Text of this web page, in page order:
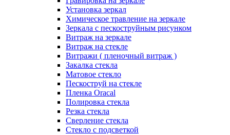
Установка зеркал
Химическое травление на зеркале
Зеркала с пескоструйным рисунком
Витраж на зеркале
Витраж на стекле
Витражи ( пленочный витраж )
Закалка стекла
Матовое стекло
Пескоструй на стекле
Пленка Oracal
Полировка стекла
Резка стекла
Сверление стекла
Стекло с подсветкой